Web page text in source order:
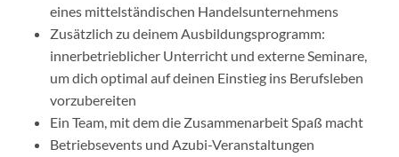
eines mittelständischen Handelsunternehmens
Zusätzlich zu deinem Ausbildungsprogramm:
innerbetrieblicher Unterricht und externe Seminare,
um dich optimal auf deinen Einstieg ins Berufsleben
vorzubereiten
Ein Team, mit dem die Zusammenarbeit Spaß macht
Betriebsevents und Azubi-Veranstaltungen